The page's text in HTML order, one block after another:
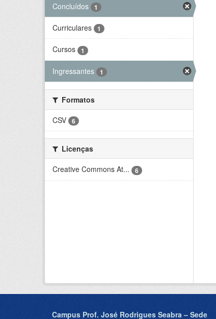
Concluídos 1
Curriculares 1
Cursos 1
Ingressantes 1
Formatos
CSV
6
Licenças
Creative Commons At...
6
Campus Prof. José Rodrigues Seabra – Sede